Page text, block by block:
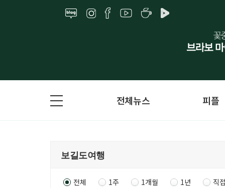
전체뉴스 피플
전체 1주 1개월 1년 직